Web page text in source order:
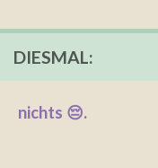
DIESMAL:
nichts 😔.